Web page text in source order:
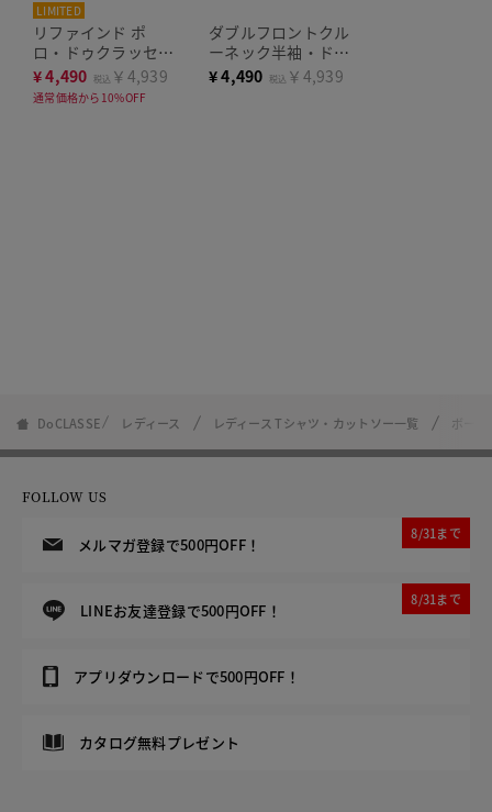
LIMITED
リファインド ポ
ロ・ドゥクラッセ
T 半袖
¥4,490 税込 ￥4,939
通常価格から10%OFF
ダブルフロントクル
ーネック半袖・ドゥ
クラッセT
¥4,490 税込 ￥4,939
DoCLASSE レディース レディース Tシャツ・カットソー一覧 ボー
FOLLOW US
メルマガ登録で500円OFF！
8/31まで
LINEお友達登録で500円OFF！
8/31まで
アプリダウンロードで500円OFF！
カタログ無料プレゼント